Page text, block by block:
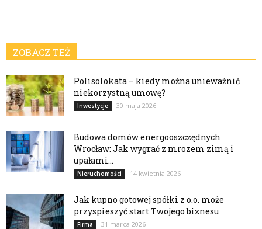
ZOBACZ TEŻ
Polisolokata – kiedy można unieważnić
niekorzystną umowę?
Inwestycje 30 maja 2026
Budowa domów energooszczędnych
Wrocław: Jak wygrać z mrozem zimą i
upałami...
Nieruchomości 14 kwietnia 2026
Jak kupno gotowej spółki z o.o. może
przyspieszyć start Twojego biznesu
Firma 31 marca 2026